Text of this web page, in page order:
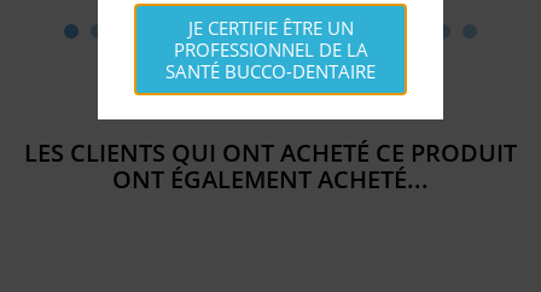
LES CLIENTS QUI ONT ACHETÉ CE PRODUIT
ONT ÉGALEMENT ACHETÉ...
JE CERTIFIE ÊTRE UN
PROFESSIONNEL DE LA
SANTÉ BUCCO-DENTAIRE